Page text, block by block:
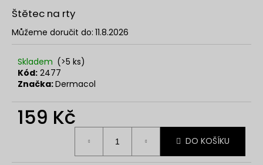
hvězdiček.
Štětec na rty
Můžeme doručit do: 11.8.2026
Skladem (>5 ks)
Kód: 2477
Značka:Dermacol
159 Kč
DO KOŠÍKU
o
r
u
č
u
e
m
e